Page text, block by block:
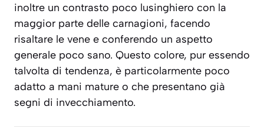
inoltre un contrasto poco lusinghiero con la
maggior parte delle carnagioni, facendo
risaltare le vene e conferendo un aspetto
generale poco sano. Questo colore, pur essendo
talvolta di tendenza, è particolarmente poco
adatto a mani mature o che presentano già
segni di invecchiamento.